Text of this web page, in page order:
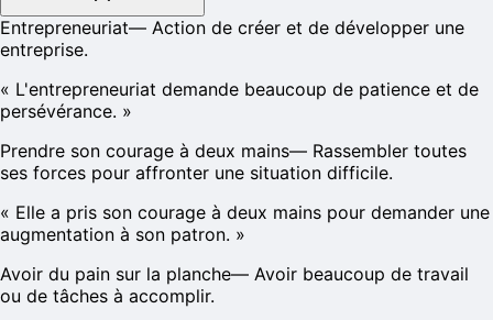
Entrepreneuriat— Action de créer et de développer une
entreprise.
« L'entrepreneuriat demande beaucoup de patience et de
persévérance. »
Prendre son courage à deux mains— Rassembler toutes
ses forces pour affronter une situation difficile.
« Elle a pris son courage à deux mains pour demander une
augmentation à son patron. »
Avoir du pain sur la planche— Avoir beaucoup de travail
ou de tâches à accomplir.